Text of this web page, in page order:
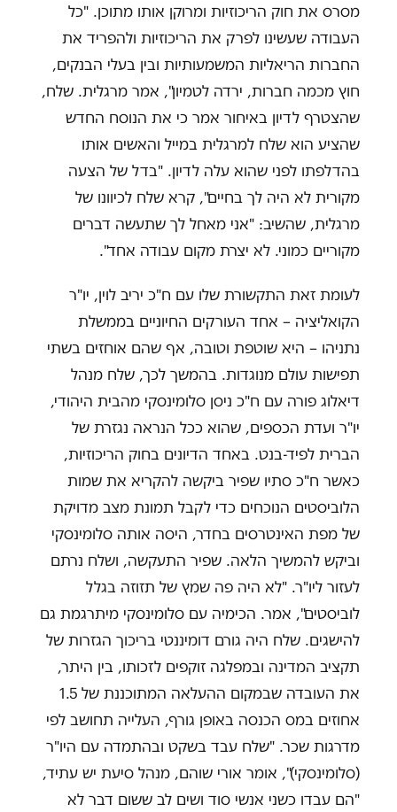
מסרס את חוק הריכוזיות ומרוקן אותו מתוכן. "כל
העבודה שעשינו לפרק את הריכוזיות ולהפריד את
החברות הריאליות המשמעותיות ובין בעלי הבנקים,
חוץ מכמה חברות, ירדה לטמיון", אמר מרגלית. שלח,
שהצטרף לדיון באיחור אמר כי את הנוסח החדש
שהציע הוא שלח למרגלית במייל והאשים אותו
בהדלפתו לפני שהוא עלה לדיון. "בדל של הצעה
מקורית לא היה לך בחיים", קרא שלח לכיוונו של
מרגלית, שהשיב: "אני מאחל לך שתעשה דברים
מקוריים כמוני. לא יצרת מקום עבודה אחד".
לעומת זאת התקשורת שלו עם ח"כ יריב לוין, יו"ר
הקואליציה – אחד העורקים החיוניים בממשלת
נתניהו – היא שוטפת וטובה, אף שהם אוחזים בשתי
תפישות עולם מנוגדות. בהמשך לכך, שלח מנהל
דיאלוג פורה עם ח"כ ניסן סלומינסקי מהבית היהודי,
יו"ר ועדת הכספים, שהוא ככל הנראה נגזרת של
הברית לפיד-בנט. באחד הדיונים בחוק הריכוזיות,
כאשר ח"כ סתיו שפיר ביקשה להקריא את שמות
הלוביסטים הנוכחים כדי לקבל תמונת מצב מדויקת
של מפת האינטרסים בחדר, היסה אותה סלומינסקי
וביקש להמשיך הלאה. שפיר התעקשה, ושלח נרתם
לעזור ליו"ר. "לא היה פה שמץ של תזוזה בגלל
לוביסטים", אמר. הכימיה עם סלומינסקי מיתרגמת גם
להישגים. שלח היה גורם דומיננטי בריכוך הגזרות של
תקציב המדינה ובמפלגה זוקפים לזכותו, בין היתר,
את העובדה שבמקום ההעלאה המתוכננת של 1.5
אחוזים במס הכנסה באופן גורף, העלייה תחושב לפי
מדרגות שכר. "שלח עבד בשקט ובהתמדה עם היו"ר
(סלומינסקי)", אומר אורי שוהם, מנהל סיעת יש עתיד,
"הם עבדו כשני אנשי סוד ושים לב ששום דבר לא